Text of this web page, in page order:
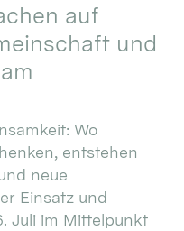
auf
und
Wo
entstehen
neue
Einsatz und
Juli im Mittelpunkt